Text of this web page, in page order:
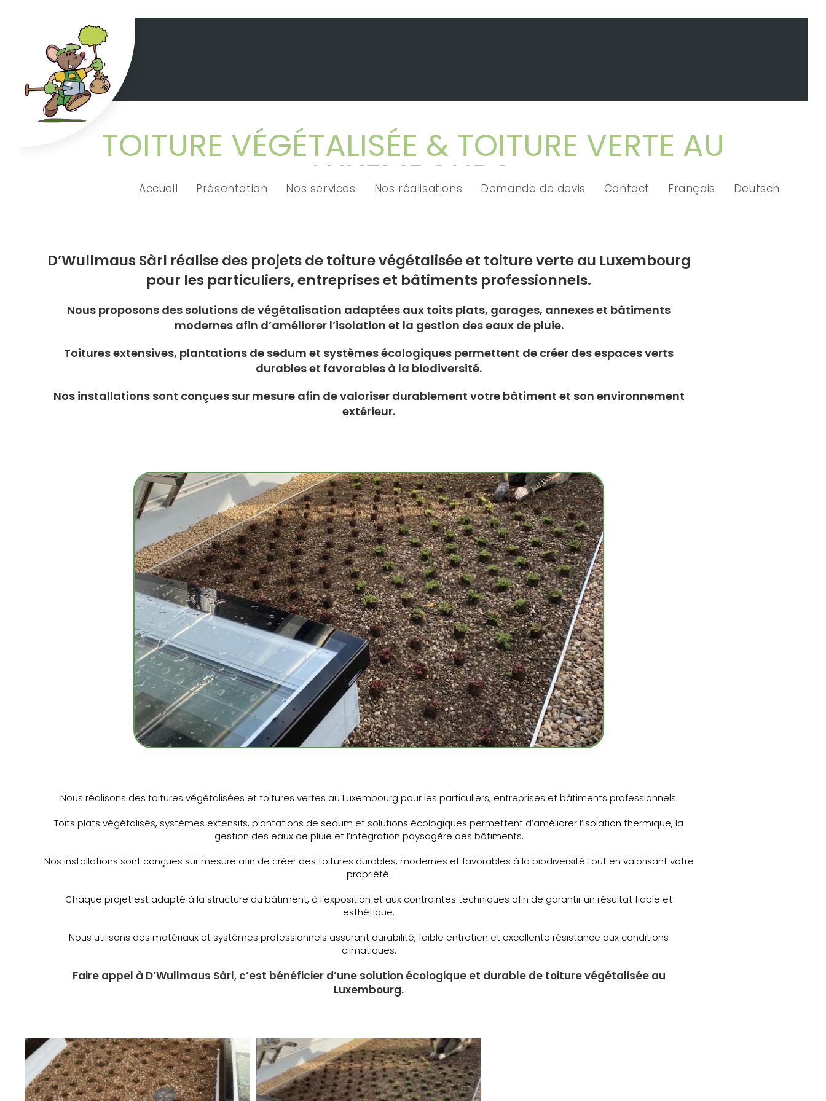
Accueil Présentation Nos services Nos réalisations Demande de devis Contact Français Deutsch
TOITURE VÉGÉTALISÉE & TOITURE VERTE AU
LUXEMBOURG
D’Wullmaus Sàrl réalise des projets de toiture végétalisée et toiture verte au Luxembourg
pour les particuliers, entreprises et bâtiments professionnels.
Nous proposons des solutions de végétalisation adaptées aux toits plats, garages, annexes et bâtiments
modernes afin d’améliorer l’isolation et la gestion des eaux de pluie.
Toitures extensives, plantations de sedum et systèmes écologiques permettent de créer des espaces verts
durables et favorables à la biodiversité.
Nos installations sont conçues sur mesure afin de valoriser durablement votre bâtiment et son environnement
extérieur.
Nous réalisons des toitures végétalisées et toitures vertes au Luxembourg pour les particuliers, entreprises et bâtiments professionnels.
Toits plats végétalisés, systèmes extensifs, plantations de sedum et solutions écologiques permettent d’améliorer l’isolation thermique, la
gestion des eaux de pluie et l’intégration paysagère des bâtiments.
Nos installations sont conçues sur mesure afin de créer des toitures durables, modernes et favorables à la biodiversité tout en valorisant votre
propriété.
Chaque projet est adapté à la structure du bâtiment, à l’exposition et aux contraintes techniques afin de garantir un résultat fiable et
esthétique.
Nous utilisons des matériaux et systèmes professionnels assurant durabilité, faible entretien et excellente résistance aux conditions
climatiques.
Faire appel à D’Wullmaus Sàrl, c’est bénéficier d’une solution écologique et durable de toiture végétalisée au
Luxembourg.